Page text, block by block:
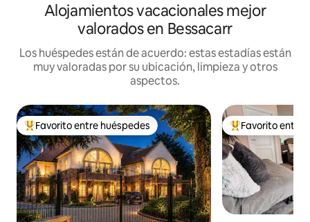
Alojamientos vacacionales mejor
valorados en Bessacarr
Los huéspedes están de acuerdo: estas estadías están
muy valoradas por su ubicación, limpieza y otros
aspectos.
Favorito entre huéspedes preferido
Favorito entre huéspedes Favorito entre
Favorito entre